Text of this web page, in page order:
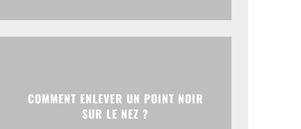
COMMENT ENLEVER UN POINT NOIR
SUR LE NEZ ?